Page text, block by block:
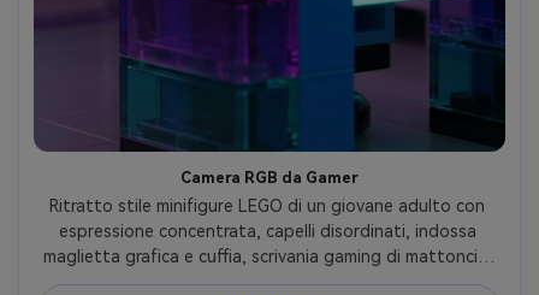
Camera RGB da Gamer
Ritratto stile minifigure LEGO di un giovane adulto con
espressione concentrata, capelli disordinati, indossa
maglietta grafica e cuffia, scrivania gaming di mattoncini
con pannelli luminosi, luci RGB viola e teal, plasticità